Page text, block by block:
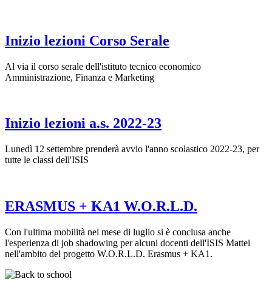
Inizio lezioni Corso Serale
Al via il corso serale dell'istituto tecnico economico
Amministrazione, Finanza e Marketing
Inizio lezioni a.s. 2022-23
Lunedì 12 settembre prenderà avvio l'anno scolastico 2022-23, per
tutte le classi dell'ISIS
ERASMUS + KA1 W.O.R.L.D.
Con l'ultima mobilità nel mese di luglio si è conclusa anche
l'esperienza di job shadowing per alcuni docenti dell'ISIS Mattei
nell'ambito del progetto W.O.R.L.D. Erasmus + KA1.